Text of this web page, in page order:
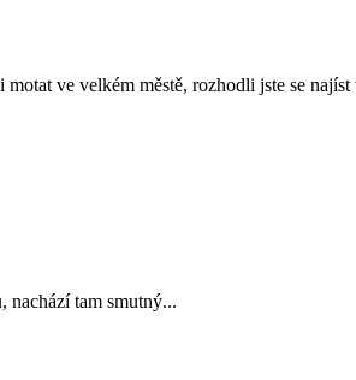
ve velkém městě, rozhodli jste se najíst
nachází tam smutný...